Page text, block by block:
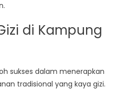
di Kampung
sukses dalam menerapkan
tradisional yang kaya gizi.